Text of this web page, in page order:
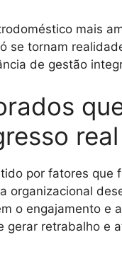
mais
se tornam
de gestão
real
por fatores que
organizacional
o engajamento e
gerar retrabalho e